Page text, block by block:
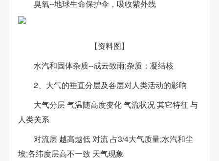
臭氧--地球生命保护伞，吸收紫外线
【资料图】
水汽和固体杂质--成云致雨;杂质：凝结核
2、大气的垂直分层及各层对人类活动的影响
大气分层 气温随高度变化 气流状况 其它特征 与
人类关系
对流层 越高越低 对流 占3/4大气质量;水汽和尘
埃;各纬度层高不一致 天气现象